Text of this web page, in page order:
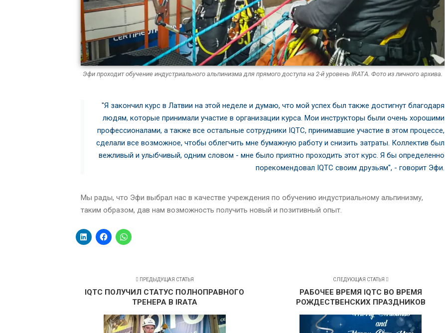
Эфи проходит обучение индустриального альпинизма для прямого доступа на 2-й уровень IRATA. Фото из личного архива.
"Я закончил курс в Латвии на этой неделе и думаю, что мой успех был также достигнут благодаря
людям, которые принимали участие в организации курса. Мои инструкторы были очень хорошими
профессионалами, а также все остальные сотрудники IQTC, принимавшие участие в этом процессе,
сделали все возможное, чтобы облегчить мне бумажную работу и снизить затраты. Коллектив был
вежливый и улыбчивый, одним словом - мне было приятно проходить этот курс. Я бы определенно
порекомендовал IQTC своим друзьям", - говорит Эфи.
Мы рады, что Эфи выбрал нас в качестве учреждения по обучению индустриальному альпинизму,
таким образом, дав нам возможность получить новый и позитивный опыт.
ПРЕДЫДУЩАЯ СТАТЬЯ
IQTC ПОЛУЧИЛ СТАТУС ПОЛНОПРАВНОГО
ТРЕНЕРА В IRATA
СЛЕДУЮЩАЯ СТАТЬЯ
РАБОЧЕЕ ВРЕМЯ IQTC ВО ВРЕМЯ
РОЖДЕСТВЕНСКИХ ПРАЗДНИКОВ